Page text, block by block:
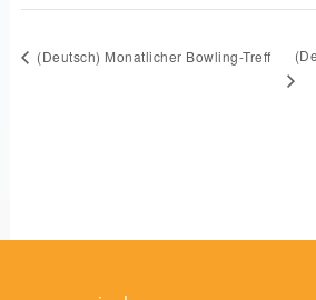
(Deutsch) Monatlicher Bowling-Treff